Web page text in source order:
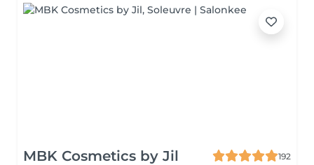
MBK Cosmetics by Jil
192